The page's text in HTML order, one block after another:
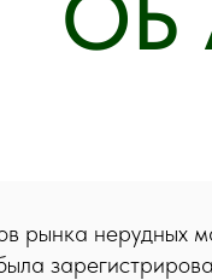
рынка нерудных